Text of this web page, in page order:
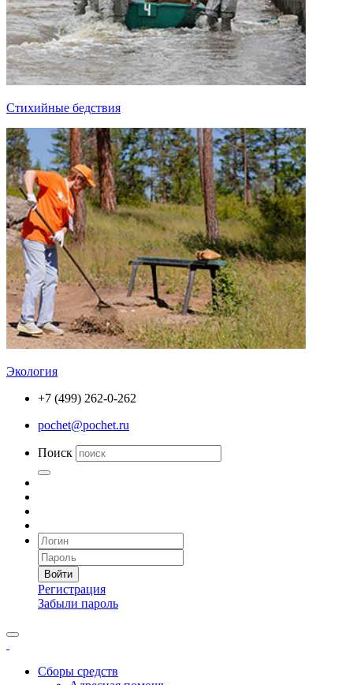
Стихийные бедствия
Экология
+7 (499) 262-0-262
pochet@pochet.ru
Поиск
Войти
Регистрация
Забыли пароль
Сборы средств